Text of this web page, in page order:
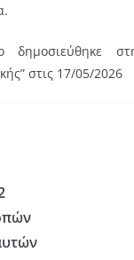
στις 17/05/2026